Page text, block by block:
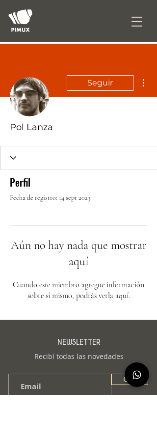
Seguir
Pol Lanza
Perfil
Fecha de registro: 14 sept 2023
Aún no hay nada que mostrar
aquí
Cuando este miembro agregue información
sobre sí mismo, podrás verla aquí.
NEWSLETTER
Recibí todas las novedades
OK!